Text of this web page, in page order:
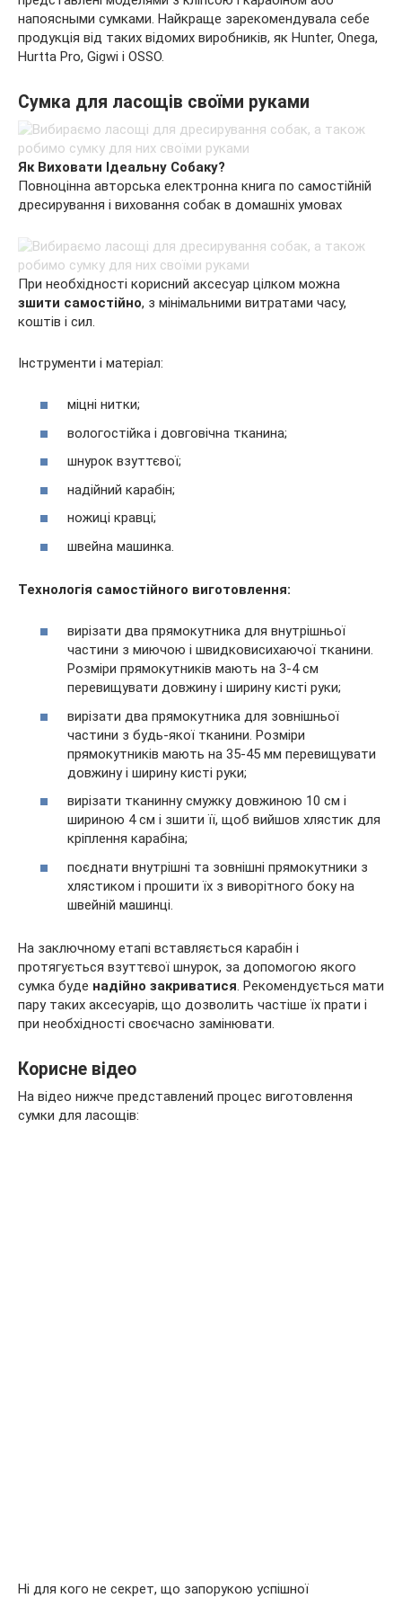
напоясными сумками. Найкраще зарекомендувала себе
продукція від таких відомих виробників, як Hunter, Onega,
Hurtta Pro, Gigwi і OSSO.
Сумка для ласощів своїми руками
Як Виховати Ідеальну Собаку?
Повноцінна авторська електронна книга по самостійній
дресирування і виховання собак в домашніх умовах
При необхідності корисний аксесуар цілком можна
зшити самостійно, з мінімальними витратами часу,
коштів і сил.
Інструменти і матеріал:
міцні нитки;
вологостійка і довговічна тканина;
шнурок взуттєвої;
надійний карабін;
ножиці кравці;
швейна машинка.
Технологія самостійного виготовлення:
вирізати два прямокутника для внутрішньої
частини з миючою і швидковисихаючої тканини.
Розміри прямокутників мають на 3-4 см
перевищувати довжину і ширину кисті руки;
вирізати два прямокутника для зовнішньої
частини з будь-якої тканини. Розміри
прямокутників мають на 35-45 мм перевищувати
довжину і ширину кисті руки;
вирізати тканинну смужку довжиною 10 см і
шириною 4 см і зшити її, щоб вийшов хлястик для
кріплення карабіна;
поєднати внутрішні та зовнішні прямокутники з
хлястиком і прошити їх з виворітного боку на
швейній машинці.
На заключному етапі вставляється карабін і
протягується взуттєвої шнурок, за допомогою якого
сумка буде надійно закриватися . Рекомендується мати
пару таких аксесуарів, що дозволить частіше їх прати і
при необхідності своєчасно замінювати.
Корисне відео
На відео нижче представлений процес виготовлення
сумки для ласощів:
Ні для кого не секрет, що запорукою успішної